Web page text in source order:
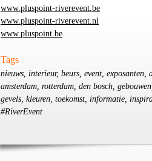
www.pluspoint-riverevent.be
www.pluspoint-riverevent.nl
www.pluspoint.be
Tags
nieuws, interieur, beurs, event, exposanten,
amsterdam, rotterdam, den bosch,
gevels, kleuren, toekomst, informatie,
#RiverEvent